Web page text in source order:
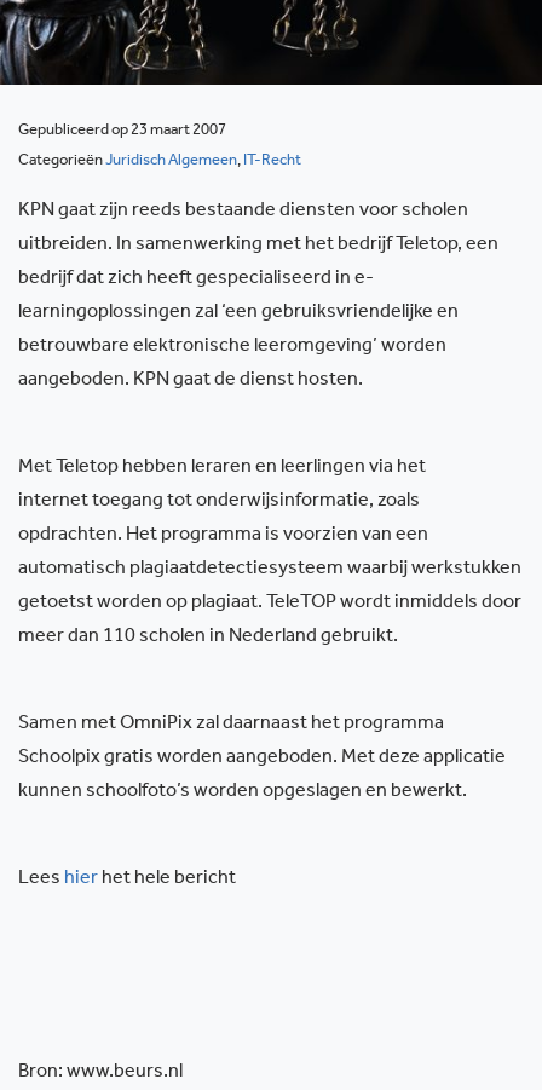
Gepubliceerd op 23 maart 2007
CategorieënJuridisch Algemeen, IT-Recht
KPN gaat zijn reeds bestaande diensten voor scholen
uitbreiden. In samenwerking met het bedrijf Teletop, een
bedrijf dat zich heeft gespecialiseerd in e-
learningoplossingen zal ‘een gebruiksvriendelijke en
betrouwbare elektronische leeromgeving’ worden
aangeboden. KPN gaat de dienst hosten.
Met Teletop hebben leraren en leerlingen via het
internet toegang tot onderwijsinformatie, zoals
opdrachten. Het programma is voorzien van een
automatisch plagiaatdetectiesysteem waarbij werkstukken
getoetst worden op plagiaat. TeleTOP wordt inmiddels door
meer dan 110 scholen in Nederland gebruikt.
Samen met OmniPix zal daarnaast het programma
Schoolpix gratis worden aangeboden. Met deze applicatie
kunnen schoolfoto’s worden opgeslagen en bewerkt.
Lees hier het hele bericht
Bron: www.beurs.nl